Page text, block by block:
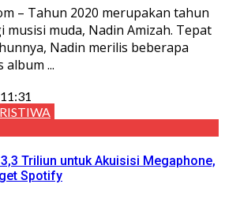
– Tahun 2020 merupakan tahun
musisi muda, Nadin Amizah. Tepat
Nadin merilis beberapa
album ...
Triliun untuk Akuisisi Megaphone,
Spotify